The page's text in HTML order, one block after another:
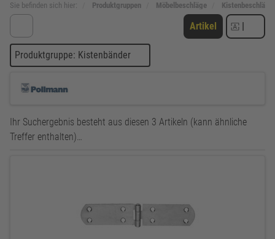
Sie befinden sich hier: Produktgruppen Möbelbeschläge Kistenbeschläge
Artikel |
Produktgruppe: Kistenbänder
Ihr Suchergebnis besteht aus diesen 3 Artikeln (kann ähnliche
Treffer enthalten)…